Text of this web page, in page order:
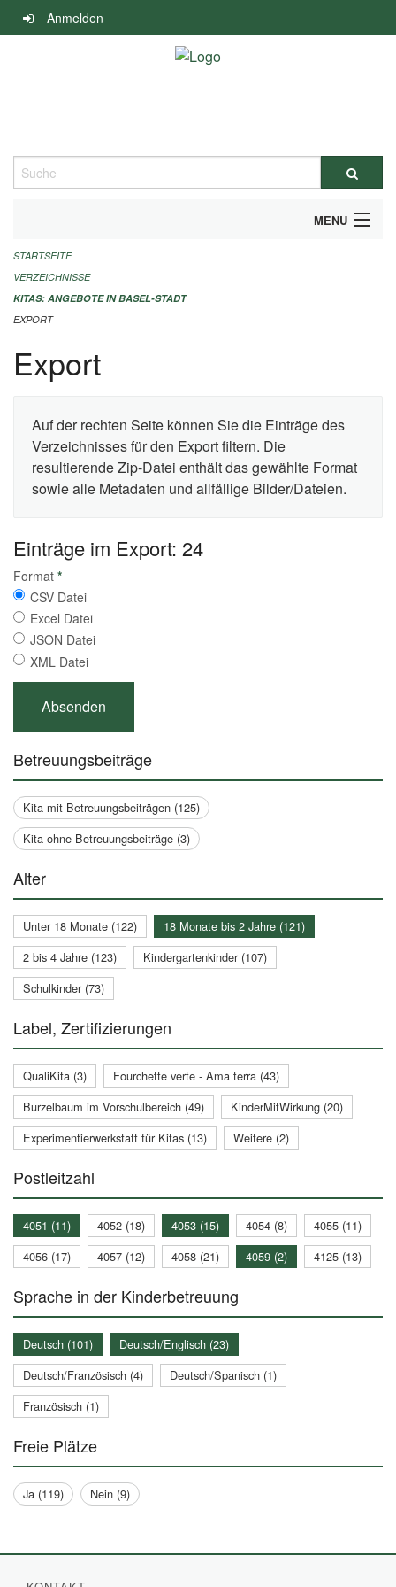
Navigation
überspringen
Anmelden
Suche
MENU
ALLGEMEINE INFORMATIONEN
IMPRESSUM
STARTSEITE
VERZEICHNISSE
KITAS: ANGEBOTE IN BASEL-STADT
EXPORT
Export
Auf der rechten Seite können Sie die Einträge des
Verzeichnisses für den Export filtern. Die
resultierende Zip-Datei enthält das gewählte Format
sowie alle Metadaten und allfällige Bilder/Dateien.
Einträge im Export: 24
Format *
CSV Datei
Excel Datei
JSON Datei
XML Datei
Betreuungsbeiträge
Kita mit Betreuungsbeiträgen (125)
Kita ohne Betreuungsbeiträge (3)
Alter
Unter 18 Monate (122)
18 Monate bis 2 Jahre (121)
2 bis 4 Jahre (123)
Kindergartenkinder (107)
Schulkinder (73)
Label, Zertifizierungen
QualiKita (3)
Fourchette verte - Ama terra (43)
Burzelbaum im Vorschulbereich (49)
KinderMitWirkung (20)
Experimentierwerkstatt für Kitas (13)
Weitere (2)
Postleitzahl
4051 (11) 4052 (18) 4053 (15) 4054 (8)
4055 (11)
4056 (17)
4057 (12) 4058 (21) 4059 (2) 4125 (13)
Sprache in der Kinderbetreuung
Deutsch (101)
Deutsch/Englisch (23)
Deutsch/Französisch (4)
Deutsch/Spanisch (1)
Französisch (1)
Freie Plätze
Ja (119) Nein (9)